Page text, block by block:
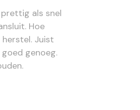
als snel
Hoe
Juist
genoeg.